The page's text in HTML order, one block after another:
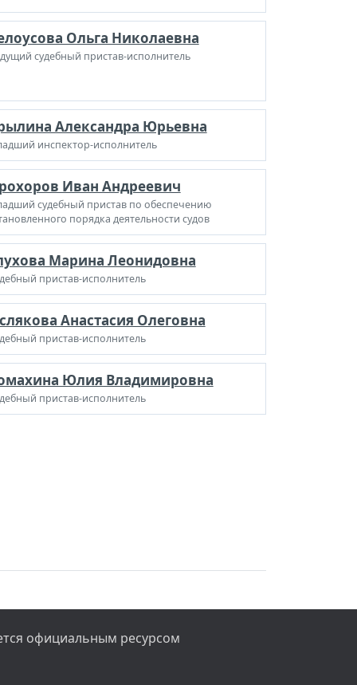
Ольга Николаевна
судебный пристав-исполнитель
Александра Юрьевна
инспектор-исполнитель
Иван Андреевич
судебный пристав по обеспечению
порядка деятельности судов
Марина Леонидовна
пристав-исполнитель
Анастасия Олеговна
пристав-исполнитель
Юлия Владимировна
пристав-исполнитель
официальным ресурсом